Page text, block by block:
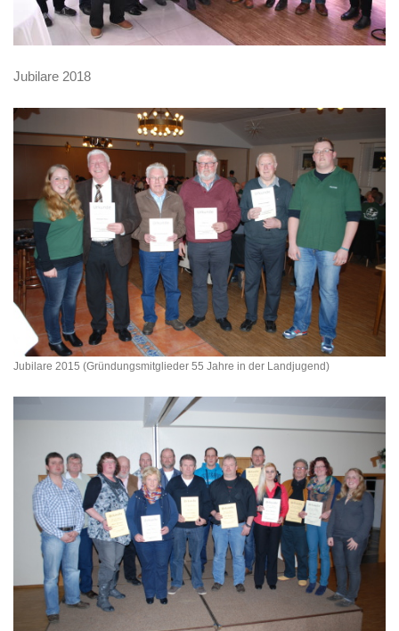
Jubilare 2018
Jubilare 2015 (Gründungsmitglieder 55 Jahre in der Landjugend)